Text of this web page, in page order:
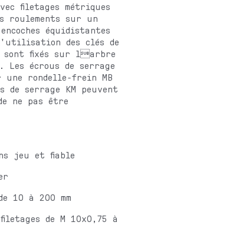
filetages métriques
roulements sur un
équidistantes
des clés de
sont fixés sur larbre
écrous de serrage
une rondelle-frein MB
serrage KM peuvent
ne pas être
jeu et fiable
10 à 200 mm
de M 10x0,75 à